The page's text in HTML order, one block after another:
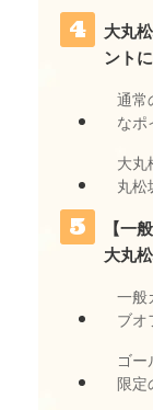
大丸
ント
通常
なポ
大丸
丸松
【一
大丸
一般
ブオ
ゴ
限定